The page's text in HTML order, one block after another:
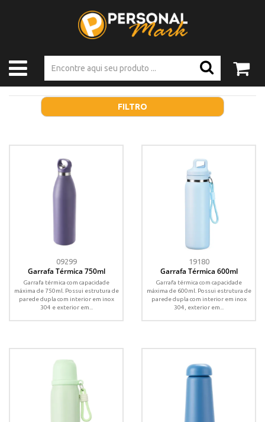
FILTRO
09299
Garrafa Térmica 750ml
Garrafa térmica com capacidade
máxima de 750ml. Possui estrutura de
parede dupla com interior em inox
304 e exterior em...
19180
Garrafa Térmica 600ml
Garrafa térmica com capacidade
máxima de 600ml. Possui estrutura de
parede dupla com interior em inox
304, exterior em...